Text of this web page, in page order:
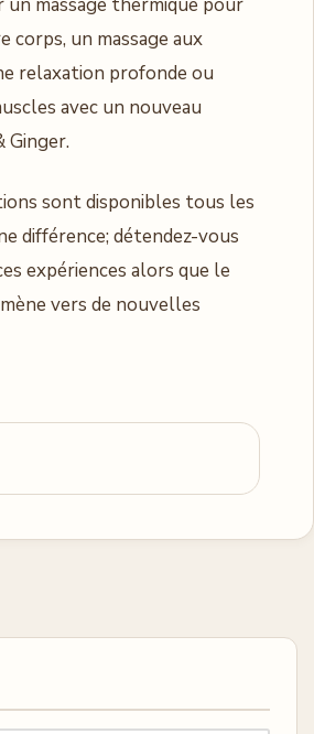
corps, un massage aux
relaxation profonde ou
avec un nouveau
Ginger.
sont disponibles tous les
différence; détendez-vous
expériences alors que le
vers de nouvelles